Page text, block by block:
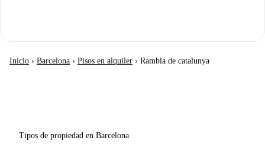
Inicio › Barcelona › Pisos en alquiler › Rambla de catalunya
Tipos de propiedad en Barcelona